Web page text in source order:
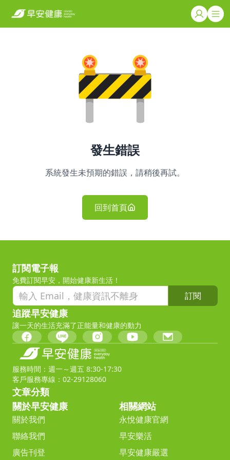
發生錯誤
系統發生未預期的錯誤，請稍後再試。
回到首頁
訂閱電子報
免費訂閱早安，開始健康新生活！
訂閱
追蹤早安健康
讓一天的生活充滿了正能量和健康的動力
服務時間：週一～週五 8:30-17:30
客戶服務專線：02-29128060
文章分類
關於早安健康
關於我們
聯絡我們
廣告刊登
相關網站
永悅健康官網
早安樂活
早安健康嚴選